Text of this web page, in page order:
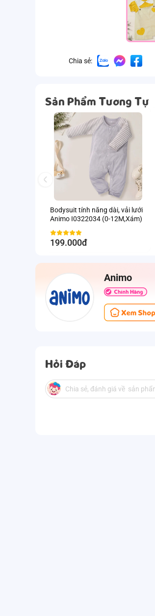
Chia sẻ:
Sản Phẩm Tương Tự
Bodysuit tính năng dài, vải lưới
Animo I0322034 (0-12M,Xám)
199.000đ
Animo
Hỏi Đáp